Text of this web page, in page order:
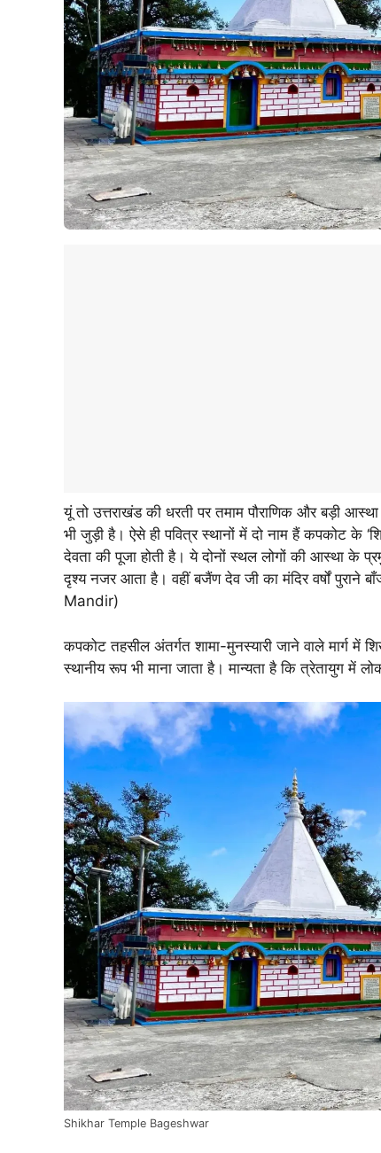
यूं तो उत्तराखंड की धरती पर तमाम पौराणिक और बड़ी
भी जुड़ी है। ऐसे ही पवित्र स्थानों में दो नाम हैं कपकोट के
देवता की पूजा होती है। ये दोनों स्थल लोगों की आस्था के
दृश्य नजर आता है। वहीं बजैंण देव जी का मंदिर वर्षों
Mandir)
कपकोट तहसील अंतर्गत शामा-मुनस्यारी जाने वाले मार्ग में
स्थानीय रूप भी माना जाता है। मान्यता है कि त्रेतायुग में
Shikhar Temple Bageshwar